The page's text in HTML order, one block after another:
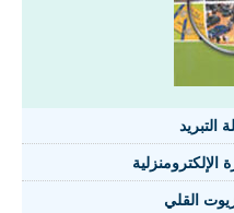
التبريد
الإلكترومنزلية
القلي